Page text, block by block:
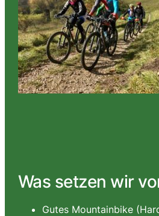
Was setzen wir
Gutes Mountainbike